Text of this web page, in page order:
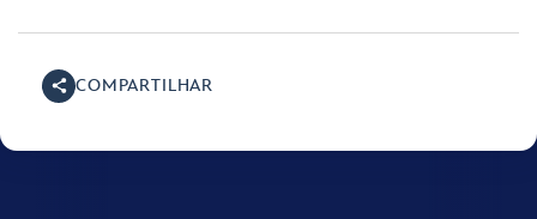
COMPARTILHAR